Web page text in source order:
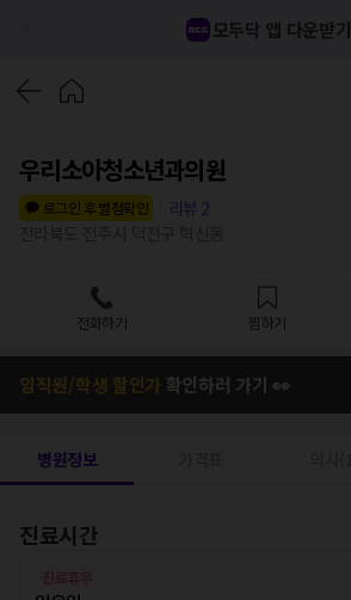
모두닥 앱 다운받기
우리소아청소년과의원
로그인 후 별점확인
리뷰 2
전화하기 찜하기
임직원/학생 할인가 확인하러 가기 👀
병원정보
진료시간